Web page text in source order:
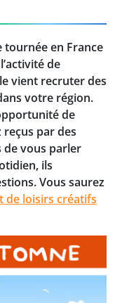
tournée en France
de
vient recruter des
votre région.
de
reçus par des
de vous parler
ils
Vous saurez
de loisirs créatifs